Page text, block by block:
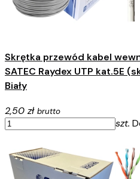
Skrętka przewód kabel
SATEC Raydex UTP kat.5E
Biały
2,50 zł brutto
szt.